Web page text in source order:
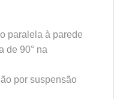
paralela à parede
de 90° na
por suspensão